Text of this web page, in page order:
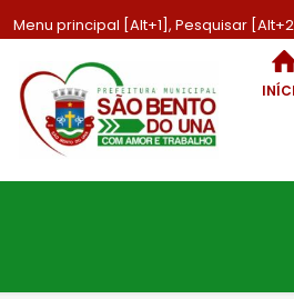
Menu principal [Alt+1], Pesquisar